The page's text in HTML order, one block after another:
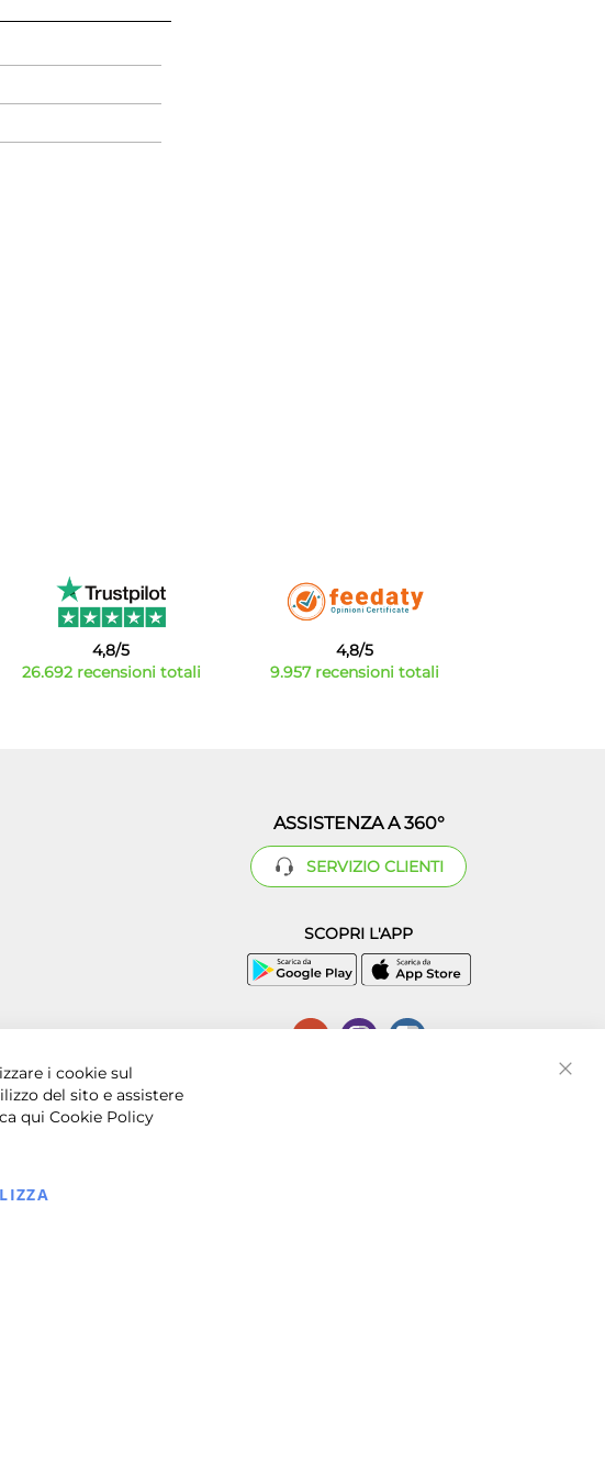
4,8/5
26.692 recensioni totali
4,8/5
9.957 recensioni totali
ASSISTENZA A 360°
SERVIZIO CLIENTI
SCOPRI L'APP
(NA) - P.I. 07016001211, C.C.I.A.A. Napoli, REA 856312.